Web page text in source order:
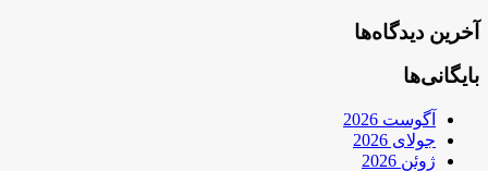
آخرین دیدگاه‌ها
بایگانی‌ها
آگوست 2026
جولای 2026
ژوئن 2026